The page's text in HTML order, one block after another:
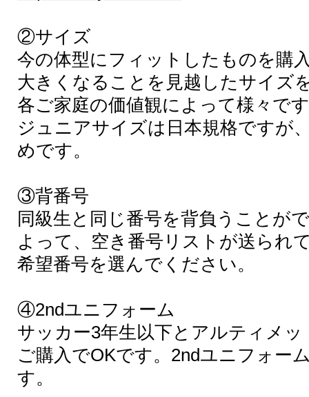
②サイズ
今の体型にフィットしたものを購
大きくなることを見越したサイズ
各ご家庭の価値観によって様々で
ジュニアサイズは日本規格ですが
めです。
③背番号
同級生と同じ番号を背負うことが
よって、空き番号リストが送られ
希望番号を選んでください。
④2ndユニフォーム
サッカー3年生以下とアルティメ
ご購入でOKです。2ndユニフォー
す。